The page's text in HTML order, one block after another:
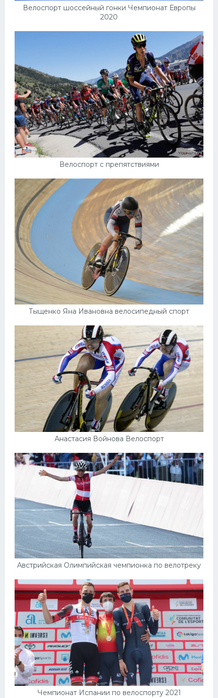
Велоспорт шоссейный гонки Чемпионат Европы
2020
Велоспорт с препятствиями
Тыщенко Яна Ивановна велосипедный спорт
Анастасия Войнова Велоспорт
Австрийская Олимпийская чемпионка по велотреку
Чемпионат Испании по велоспорту 2021